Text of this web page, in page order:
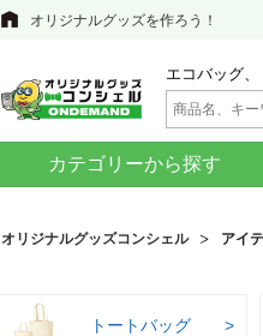
オリジナルグッズを作ろう！
エコバッグ
カテゴリーから探す
オリジナルグッズコンシェル アイ
トートバッグ